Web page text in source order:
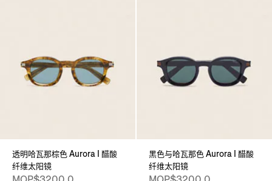
透明哈瓦那棕色 Aurora I 醋酸
纤维太阳镜
黑色与哈瓦那色 Aurora I 醋酸
纤维太阳镜